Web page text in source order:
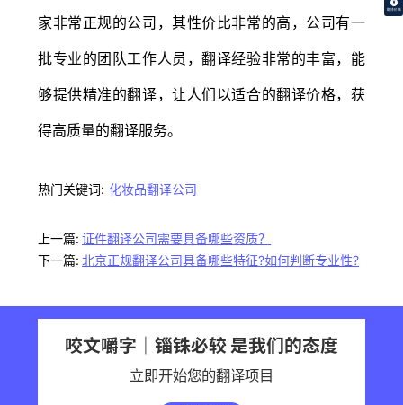
翻译价格
家非常正规的公司，其性价比非常的高，公司有一
批专业的团队工作人员，翻译经验非常的丰富，能
够提供精准的翻译，让人们以适合的翻译价格，获
得高质量的翻译服务。
热门关键词: 化妆品翻译公司
上一篇: 证件翻译公司需要具备哪些资质？
下一篇: 北京正规翻译公司具备哪些特征?如何判断专业性?
咬文嚼字｜锱铢必较 是我们的态度
立即开始您的翻译项目